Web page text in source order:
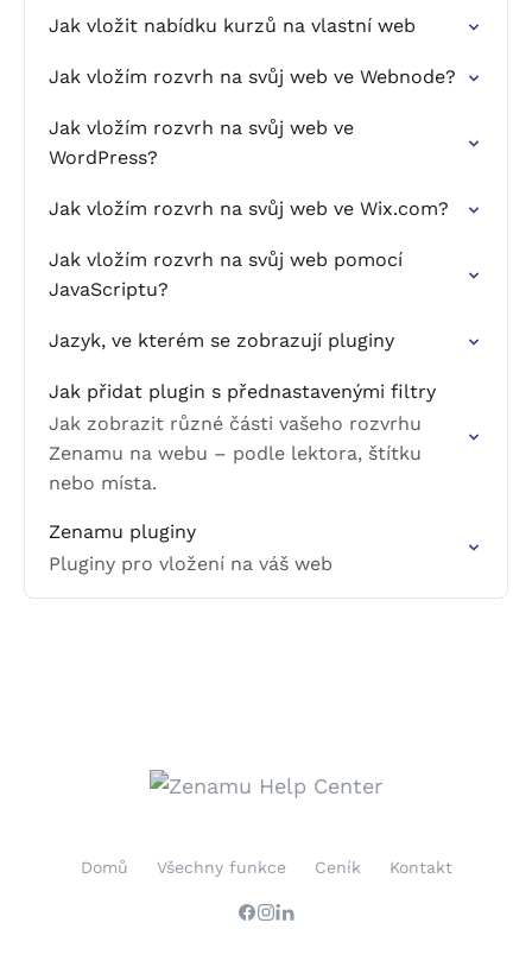
Jak vložit nabídku kurzů na vlastní web
Jak vložím rozvrh na svůj web ve Webnode?
Jak vložím rozvrh na svůj web ve
WordPress?
Jak vložím rozvrh na svůj web ve Wix.com?
Jak vložím rozvrh na svůj web pomocí
JavaScriptu?
Jazyk, ve kterém se zobrazují pluginy
Jak přidat plugin s přednastavenými filtry
Jak zobrazit různé části vašeho rozvrhu
Zenamu na webu – podle lektora, štítku
nebo místa.
Zenamu pluginy
Pluginy pro vložení na váš web
Domů Všechny funkce Ceník Kontakt